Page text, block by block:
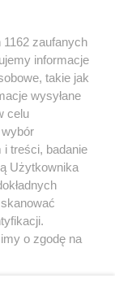
HOSTING
KONTAKT
i kultura
wydarzeń
zaufanych
informacje
takie jak
wysyłane
celu
treści, badanie
Użytkownika
o zgodę na